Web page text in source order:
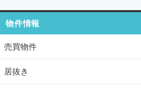
物件情報
売買物件
居抜き